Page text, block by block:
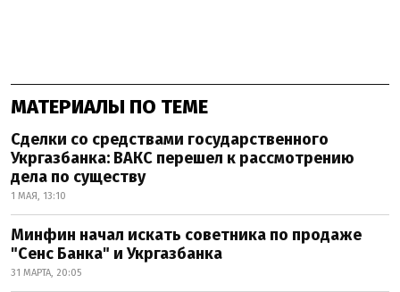
МАТЕРИАЛЫ ПО ТЕМЕ
Сделки со средствами государственного
Укргазбанка: ВАКС перешел к рассмотрению
дела по существу
1 МАЯ, 13:10
Минфин начал искать советника по продаже
"Сенс Банка" и Укргазбанка
31 МАРТА, 20:05